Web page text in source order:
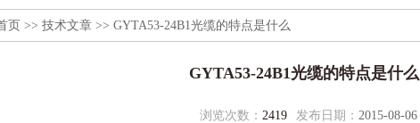
页 >> 技术文章 >> GYTA53-24B1光缆的特点是什么
GYTA53-24B1光缆的特点是什么
浏览次数： 2419 发布日期： 2015-08-06